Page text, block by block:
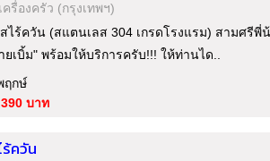
เครื่องครัว (กรุงเทพฯ)
ไร้ควัน (สแตนเลส 304 เกรดโรงแรม) สามศรีพี่
เบิ้ม" พร้อมให้บริการครับ!!! ให้ท่านได..
ฤกษ์
บาท
ควัน